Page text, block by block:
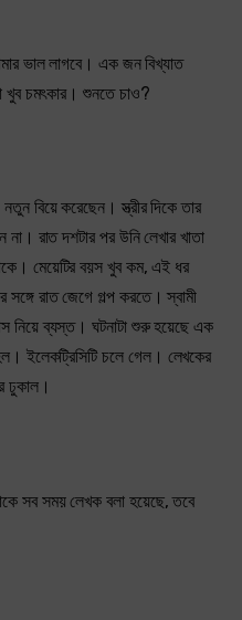
ভাল লাগবে। এক জন বিখ্যাত
খুব চমৎকার। শুনতে চাও?
বিয়ে করেছেন। স্ত্রীর দিকে তার
না। রাত দশটার পর উনি লেখার খাতা
মেয়েটির বয়স খুব কম, এই ধর
রাত জেগে গল্প করতে। স্বামী
নিয়ে ব্যস্ত। ঘটনাটা শুরু হয়েছে এক
ইলেকট্রিসিটি চলে গেল। লেখকের
ঢুকাল।
সব সময় লেখক বলা হয়েছে, তবে